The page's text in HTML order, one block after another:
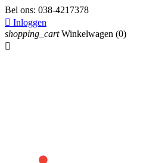
Bel ons: 038-4217378
 Inloggen
shopping_cart Winkelwagen (0)
